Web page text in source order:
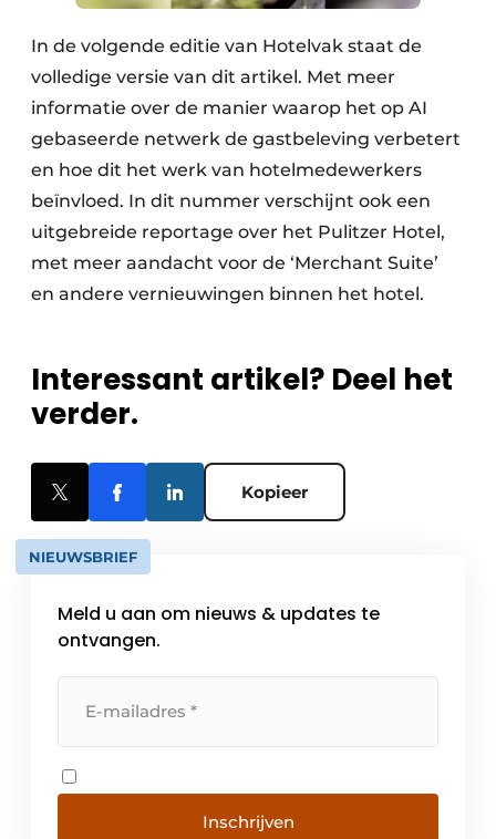
In de volgende editie van Hotelvak staat de
volledige versie van dit artikel. Met meer
informatie over de manier waarop het op AI
gebaseerde netwerk de gastbeleving verbetert
en hoe dit het werk van hotelmedewerkers
beïnvloed. In dit nummer verschijnt ook een
uitgebreide reportage over het Pulitzer Hotel,
met meer aandacht voor de ‘Merchant Suite’
en andere vernieuwingen binnen het hotel.
Interessant artikel? Deel het
verder.
Kopieer
NIEUWSBRIEF
Meld u aan om nieuws & updates te
ontvangen.
Inschrijven